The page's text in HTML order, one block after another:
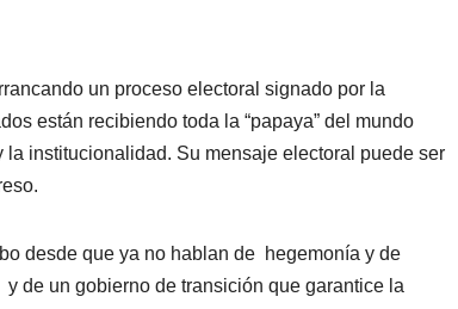
un proceso electoral signado por la
están recibiendo toda la “papaya” del mundo
institucionalidad. Su mensaje electoral puede ser
desde que ya no hablan de hegemonía y de
de un gobierno de transición que garantice la